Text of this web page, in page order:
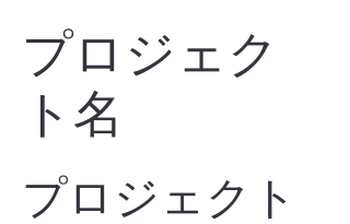
プロジェク
ト名
プロジェクト